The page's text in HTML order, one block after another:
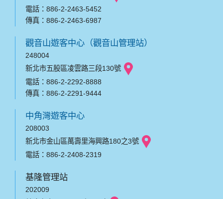
電話：886-2-2463-5452
傳真：886-2-2463-6987
觀音山遊客中心（觀音山管理站）
248004
新北市五股區凌雲路三段130號
電話：886-2-2292-8888
傳真：886-2-2291-9444
中角灣遊客中心
208003
新北市金山區萬壽里海興路180之3號
電話：886-2-2408-2319
基隆管理站
202009